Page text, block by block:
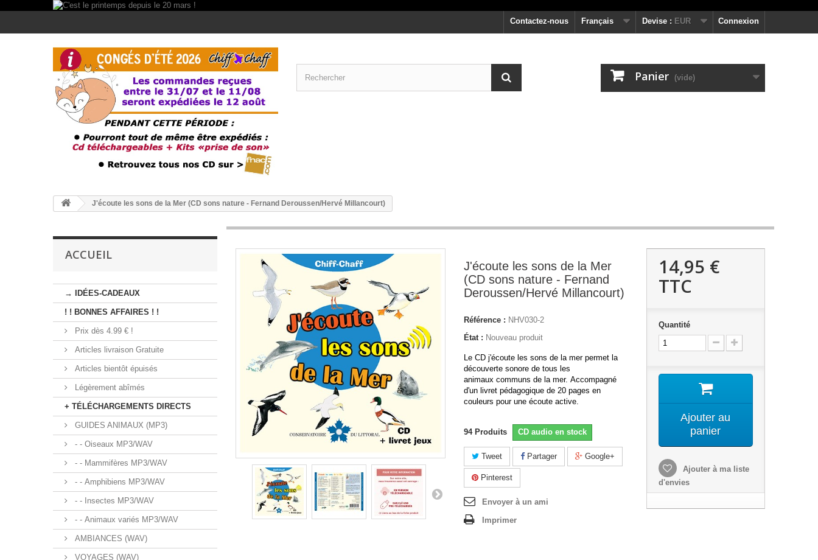
Connexion
Devise : EUR
Français
Contactez-nous
Panier (vide)
J'écoute les sons de la Mer (CD sons nature - Fernand Deroussen/Hervé Millancourt)
ACCUEIL
→ IDÉES-CADEAUX
! ! BONNES AFFAIRES ! !
Prix dès 4.99 € !
Articles livraison Gratuite
Articles bientôt épuisés
Légèrement abîmés
+ TÉLÉCHARGEMENTS DIRECTS
GUIDES ANIMAUX (MP3)
- - Oiseaux MP3/WAV
- - Mammifères MP3/WAV
- - Amphibiens MP3/WAV
- - Insectes MP3/WAV
- - Animaux variés MP3/WAV
AMBIANCES (WAV)
VOYAGES (WAV)
J'écoute les sons de la Mer
(CD sons nature - Fernand
Deroussen/Hervé Millancourt)
Référence : NHV030-2
État : Nouveau produit
Le CD j'écoute les sons de la mer permet la
découverte sonore de tous les
animaux communs de la mer. Accompagné
d'un livret pédagogique de 20 pages en
couleurs pour une écoute active.
94 Produits CD audio en stock
Tweet Partager Google+
Pinterest
Envoyer à un ami
Imprimer
14,95 €
TTC
Quantité
Ajouter au
panier
Ajouter à ma liste
d'envies